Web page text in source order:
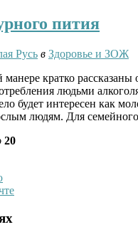
пития
Русь в Здоровье и ЗОЖ
кратко рассказаны
людьми
будет интересен как
людям. Для
20